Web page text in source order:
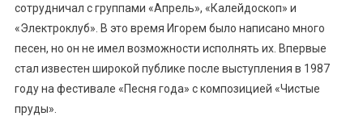
сотрудничал с группами «Апрель», «Калейдоскоп» и
«Электроклуб». В это время Игорем было написано много
песен, но он не имел возможности исполнять их. Впервые
стал известен широкой публике после выступления в 1987
году на фестивале «Песня года» с композицией «Чистые
пруды».